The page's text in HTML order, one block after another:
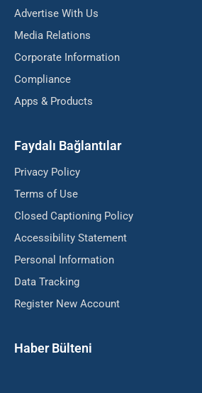
Advertise With Us
Media Relations
Corporate Information
Compliance
Apps & Products
Faydalı Bağlantılar
Privacy Policy
Terms of Use
Closed Captioning Policy
Accessibility Statement
Personal Information
Data Tracking
Register New Account
Haber Bülteni